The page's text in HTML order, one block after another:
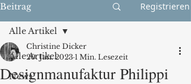
Beitrag Registrieren
Alle Artikel
News
Alle Artikel
Designmanufaktur Philippi
Christine Dicker
20. Jan. 2023 1 Min. Lesezeit